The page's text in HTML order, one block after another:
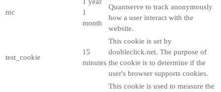
mc
1
month
Quantserve to track anonymously
how a user interact with the
website.
test_cookie
15
minutes
This cookie is set by
doubleclick.net. The purpose of
the cookie is to determine if the
user's browser supports cookies.
This cookie is used to measure the